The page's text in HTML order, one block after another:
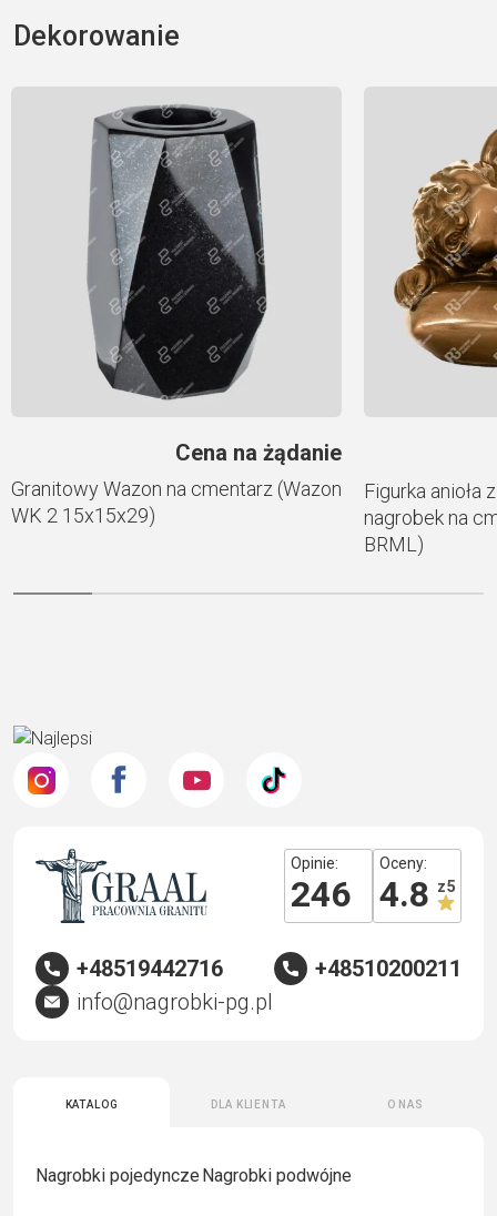
Dekorowanie
Cena na żądanie
Granitowy Wazon na cmentarz (Wazon
WK 2 15x15x29)
Figurka anioła
nagrobek na
BRML)
Katalog Dla klienta O nas
Nagrobki pojedyncze Nagrobki podwójne
Opinie:
246
Oceny:
4.8 z 5
+48519442716
+48510200211
info@nagrobki-pg.pl